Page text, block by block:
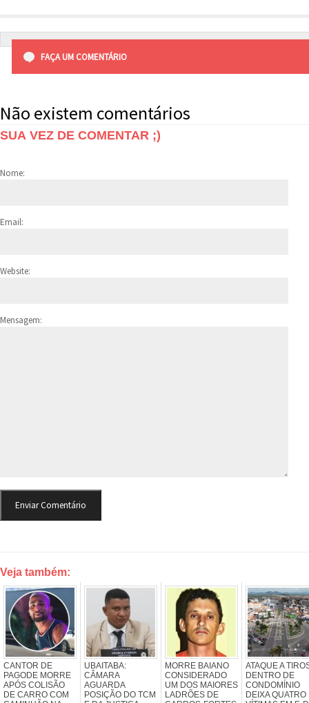
FAÇA UM COMENTÁRIO
Não existem comentários
SUA VEZ DE COMENTAR ;)
Nome:
Email:
Website:
Mensagem:
Veja também:
CANTOR DE
PAGODE MORRE
APÓS COLISÃO
DE CARRO COM
UBAITABA:
CÂMARA
AGUARDA
POSIÇÃO DO TCM
MORRE BAIANO
CONSIDERADO
UM DOS MAIORES
LADRÕES DE
ATAQUE A
DENTRO DE
CONDOMÍNIO
DEIXA QUATRO